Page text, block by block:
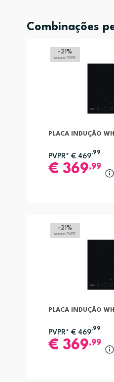
Combinações
-21%
sobre PVPR
PLACA INDUÇÃO
PVPR* € 469
,99
€ 369,99
-21%
sobre PVPR
PLACA INDUÇÃO
PVPR* € 469
,99
€ 369,99